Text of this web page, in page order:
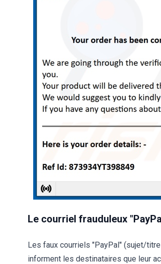
Le courriel frauduleux
Les faux courriels "PayPal" (sujet/
informent les destinataires que leur